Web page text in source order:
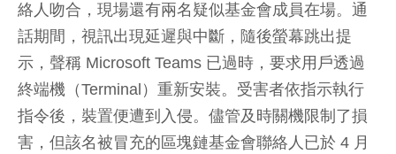
絡人吻合，現場還有兩名疑似基金會成員在場。通
話期間，視訊出現延遲與中斷，隨後螢幕跳出提
示，聲稱 Microsoft Teams 已過時，要求用戶透過
終端機（Terminal）重新安裝。受害者依指示執行
指令後，裝置便遭到入侵。儘管及時關機限制了損
害，但該名被冒充的區塊鏈基金會聯絡人已於 4 月